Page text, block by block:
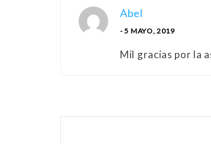
Abel
- 5 MAYO, 2019
Mil gracias por la